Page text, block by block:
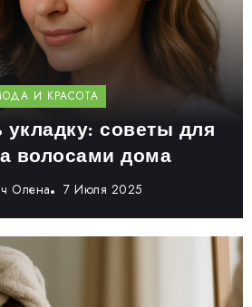
И КРАСОТА
укладку: советы для
волосами дома
Олена 7 Июля 2025